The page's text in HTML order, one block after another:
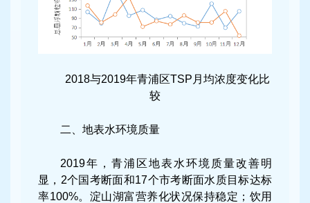
2018与2019年青浦区TSP月均浓度变化比
较
二、地表水环境质量
2019年，青浦区地表水环境质量改善明
显，2个国考断面和17个市考断面水质目标达标
率100%。淀山湖富营养化状况保持稳定；饮用